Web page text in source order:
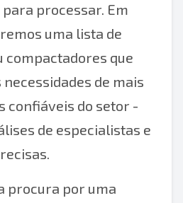
processar. Em
uma lista de
compactadores que
de mais
confiáveis do setor -
de especialistas e
procura por uma